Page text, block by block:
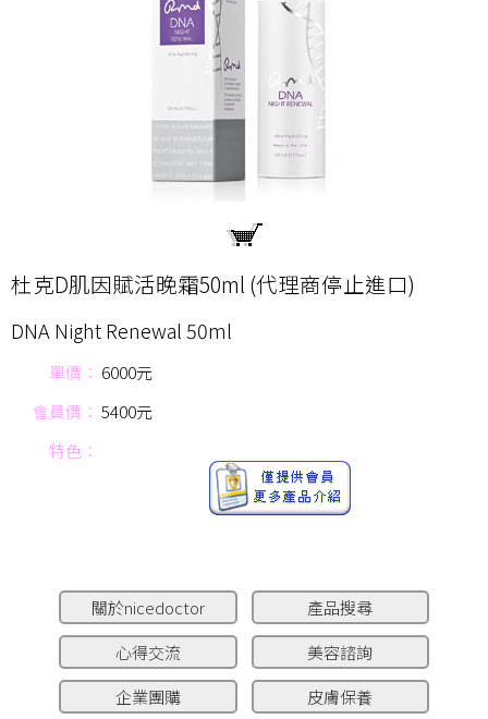
杜克D肌因賦活晚霜50ml (代理商停止進口)
DNA Night Renewal 50ml
單價： 6000元
會員價： 5400元
特色：
關於nicedoctor
產品搜尋
心得交流
美容諮詢
企業團購
皮膚保養